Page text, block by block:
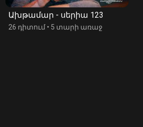
Ախթամար - սերիա 123
26 դիտում • 5 տարի առաջ